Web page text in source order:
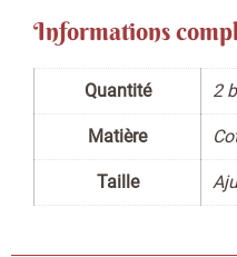
Informations
Quantité 2
Matière
Taille